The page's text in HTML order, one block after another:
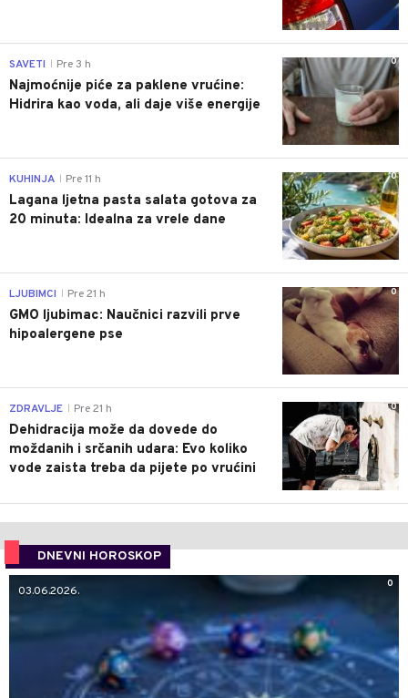
0
SAVETI Pre 3 h
Najmoćnije piće za paklene vrućine:
Hidrira kao voda, ali daje više energije
0
KUHINJA Pre 11 h
Lagana ljetna pasta salata gotova za
20 minuta: Idealna za vrele dane
0
LJUBIMCI Pre 21 h
GMO ljubimac: Naučnici razvili prve
hipoalergene pse
0
ZDRAVLJE Pre 21 h
Dehidracija može da dovede do
moždanih i srčanih udara: Evo koliko
vode zaista treba da pijete po vrućini
DNEVNI HOROSKOP
0
03.06.2026.